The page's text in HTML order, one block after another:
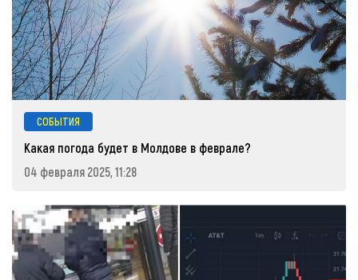
СОБЫТИЯ
Какая погода будет в Молдове в феврале?
04 февраля 2025, 11:28